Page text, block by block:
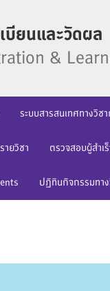
ระบบสารสนเทศทางวิช
ายวิชา ตรวจสอบผู้สำเ
ปฏิทินกิจกรรมทา